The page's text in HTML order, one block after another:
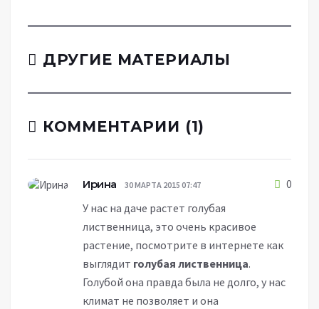
ДРУГИЕ МАТЕРИАЛЫ
КОММЕНТАРИИ (1)
0
Ирина 30 МАРТА 2015 07:47
У нас на даче растет голубая
лиственница, это очень красивое
растение, посмотрите в интернете как
выглядит голубая лиственница.
Голубой она правда была не долго, у нас
климат не позволяет и она